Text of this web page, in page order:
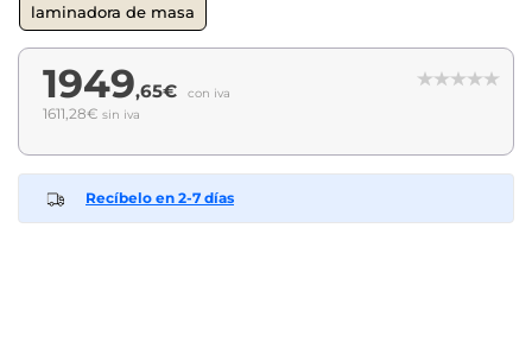
laminadora de masa
1949,65€ con iva
1611,28€ sin iva
Recíbelo en 2-7 días